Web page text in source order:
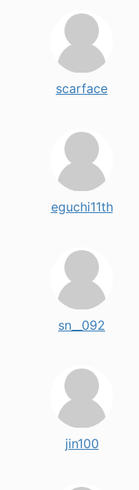
scarface
eguchi11th
sn__092
jin100